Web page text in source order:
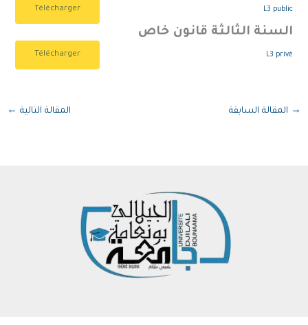
L3 public
Télécharger
السنة الثالثة قانون خاص
L3 privé
Télécharger
→ المقالة السابقة المقالة التالية ←